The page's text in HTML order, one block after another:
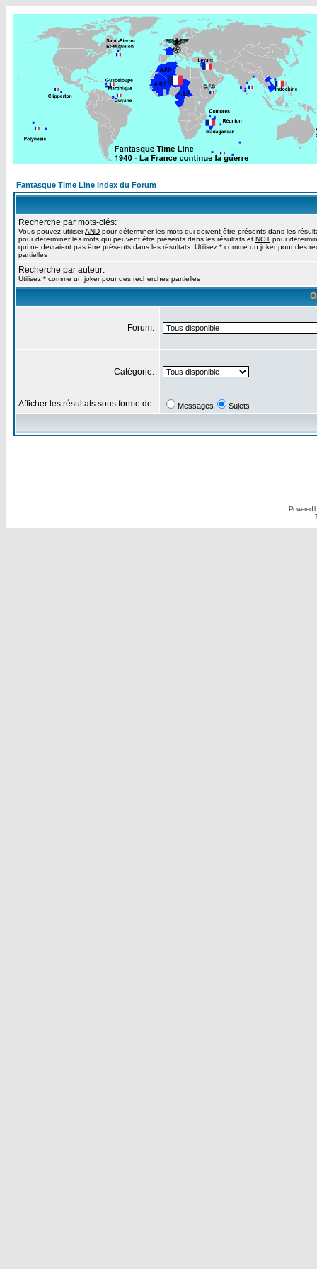
Fantasque Time Line Index du Forum
Recherche par mots-clés:
Vous pouvez utiliserAND pour déterminer les mots qui doivent être présents dans les
pour déterminer les mots qui peuvent être présents dans les résultats et NOT pour
qui ne devraient pas être présents dans les résultats. Utilisez * comme un joker pour des
partielles
Recherche par auteur:
Utilisez * comme un joker pour des recherches partielles
Forum:
Catégorie:
Afficher les résultats sous forme de: Messages Sujets
Powered